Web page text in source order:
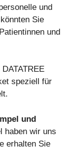
und
Sie
und
speziell für
und
haben wir uns
erhalten Sie